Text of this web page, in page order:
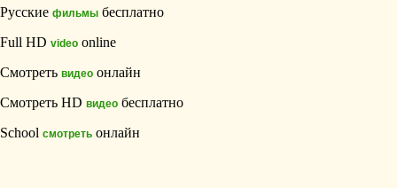
Русские фильмы бесплатно
Full HD video online
Смотреть видео онлайн
Смотреть HD видео бесплатно
School смотреть онлайн